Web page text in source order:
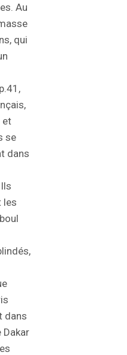
Au
qui
et
se
dans
les
dans
Dakar